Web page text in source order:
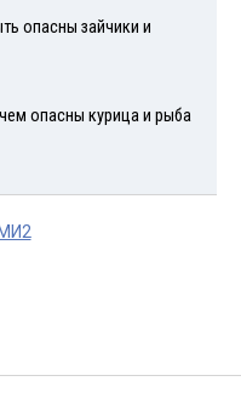
опасны зайчики и
опасны курица и рыба